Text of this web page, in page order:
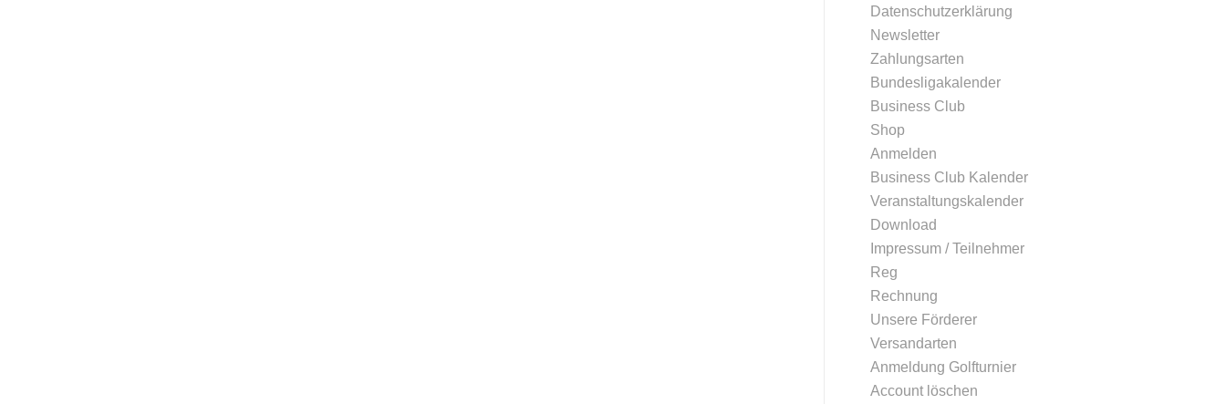
Datenschutzerklärung
Newsletter
Zahlungsarten
Bundesligakalender
Business Club
Shop
Anmelden
Business Club Kalender
Veranstaltungskalender
Download
Impressum / Teilnehmer
Reg
Rechnung
Unsere Förderer
Versandarten
Anmeldung Golfturnier
Account löschen